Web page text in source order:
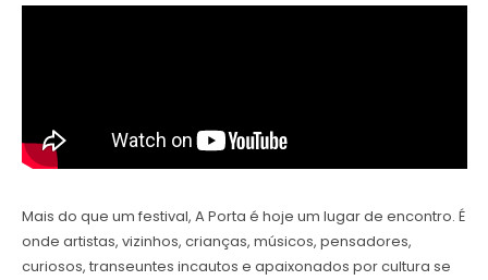
Mais do que um festival, A Porta é hoje um lugar de encontro. É
onde artistas, vizinhos, crianças, músicos, pensadores,
curiosos, transeuntes incautos e apaixonados por cultura se